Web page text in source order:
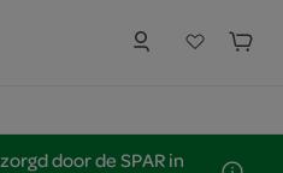
door de SPAR in